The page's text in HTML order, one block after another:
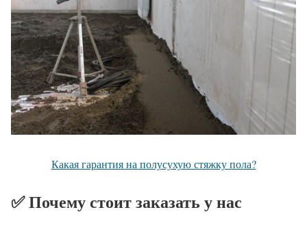
Какая гарантия на полусухую стяжку пола?
✅ Почему стоит заказать у нас